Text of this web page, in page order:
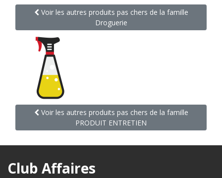
Voir les autres produits pas chers de la famille
Droguerie
Voir les autres produits pas chers de la famille
PRODUIT ENTRETIEN
Club Affaires